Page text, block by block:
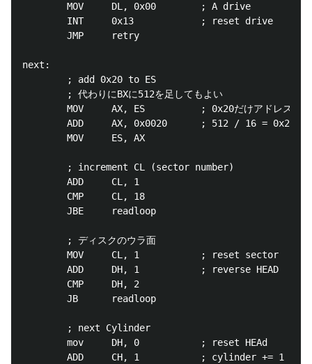
        MOV     DL, 0x00        ; A drive
        INT     0x13            ; reset drive
        JMP     retry
next:
        ; add 0x20 to ES
        ; 代わりにBXに512を足してもよい
MOV     AX, ES          ; 0x20だけアドレスを
        ADD     AX, 0x0020      ; 512 / 16 = 0x20
        MOV     ES, AX
        ; increment CL (sector number)
        ADD     CL, 1
        CMP     CL, 18
        JBE     readloop
        ; ディスクのウラ面
        MOV     CL, 1           ; reset sector
        ADD     DH, 1           ; reverse HEAD
        CMP     DH, 2
        JB      readloop
        ; next Cylinder
        mov     DH, 0           ; reset HEAd
        ADD     CH, 1           ; cylinder += 1